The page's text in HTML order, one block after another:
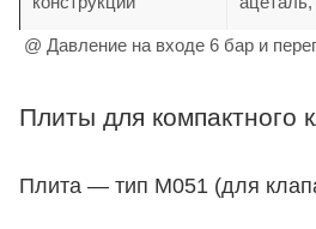
@ Давление на входе 6 бар и
Плиты для компактного
Плита — тип M051 (для